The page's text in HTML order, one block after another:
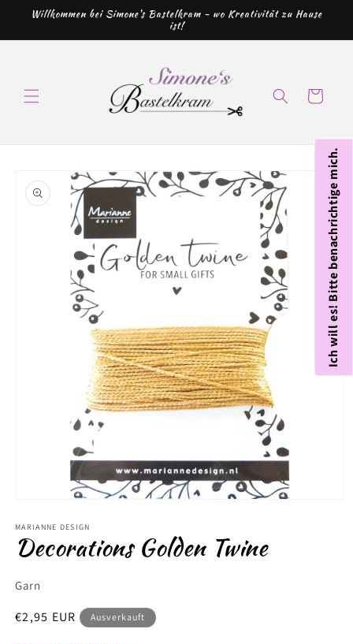
Ich will es! Bitte benachrichtige mich.
zum
Willkommen bei Simone's Bastelkram - wo Kreativität zu Hause
ist!
Warenkorb
in
Modal
öffnen
MARIANNE DESIGN
Decorations Golden Twine
Garn
Normaler
€2,95 EUR Ausverkauft